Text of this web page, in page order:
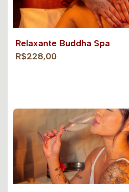
Relaxante Buddha Spa
R$228,00